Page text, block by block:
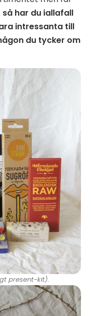
har du iallafall
intressanta till
du tycker om
present-kit).